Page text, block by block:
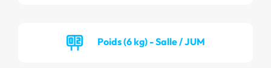
Poids (6 kg) - Salle / JUM